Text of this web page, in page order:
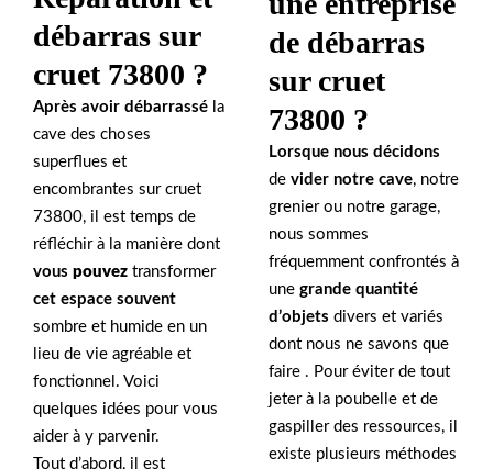
débarras sur
cruet 73800 ?
Après avoir débarrassé la
cave des choses
superflues et
encombrantes sur cruet
73800, il est temps de
réfléchir à la manière dont
vous pouvez transformer
cet espace souvent
sombre et humide en un
lieu de vie agréable et
fonctionnel. Voici
quelques idées pour vous
aider à y parvenir.
Tout d’abord, il est
de débarras
sur cruet
73800 ?
Lorsque nous décidons
de vider notre cave, notre
grenier ou notre garage,
nous sommes
fréquemment confrontés à
une grande quantité
d’objets divers et variés
dont nous ne savons que
faire . Pour éviter de tout
jeter à la poubelle et de
gaspiller des ressources, il
existe plusieurs méthodes